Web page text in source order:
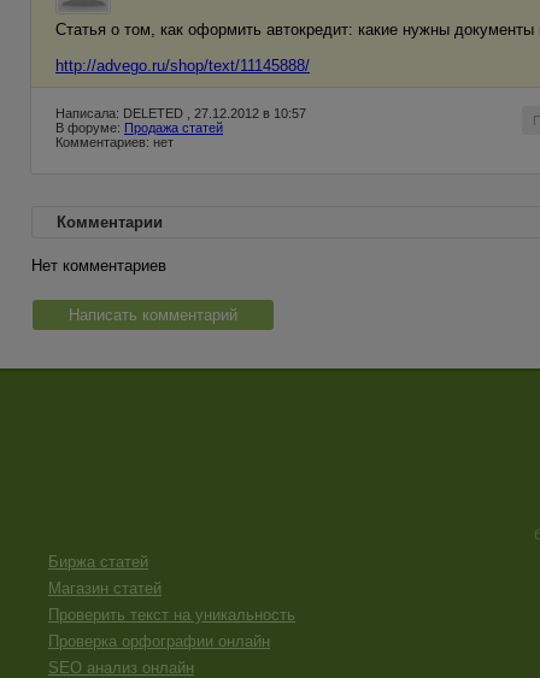
Статья о том, как оформить автокредит: какие нужны
http://advego.ru/shop/text/11145888/
Написала: DELETED , 27.12.2012 в 10:57
В форуме: Продажа статей
Комментариев: нет
Комментарии
Нет комментариев
Написать комментарий
Биржа статей
Магазин статей
Проверить текст на уникальность
Проверка орфографии онлайн
SEO анализ онлайн